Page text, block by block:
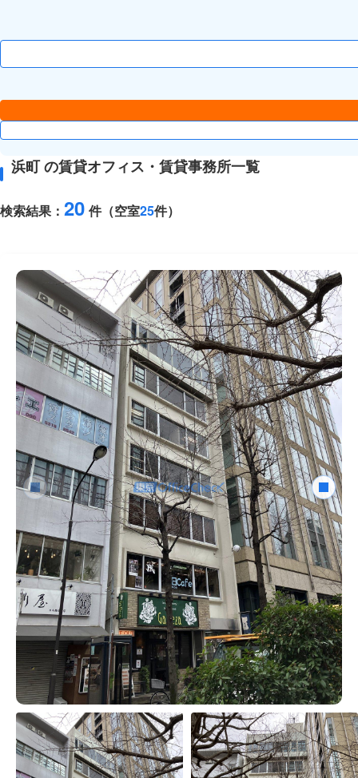
浜町 の賃貸オフィス・賃貸事務所一覧
検索結果： 20 件（空室25件）